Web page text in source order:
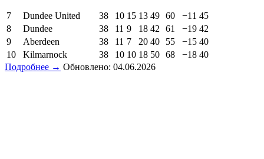
7 Dundee United 38 10 15 13 49 60 −11 45
8
Dundee 38 11 9 18 42 61 −19 42
9
Aberdeen 38 11 7 20 40 55 −15 40
10
Kilmarnock 38 10 10 18 50 68 −18 40
Подробнее → Обновлено: 04.06.2026